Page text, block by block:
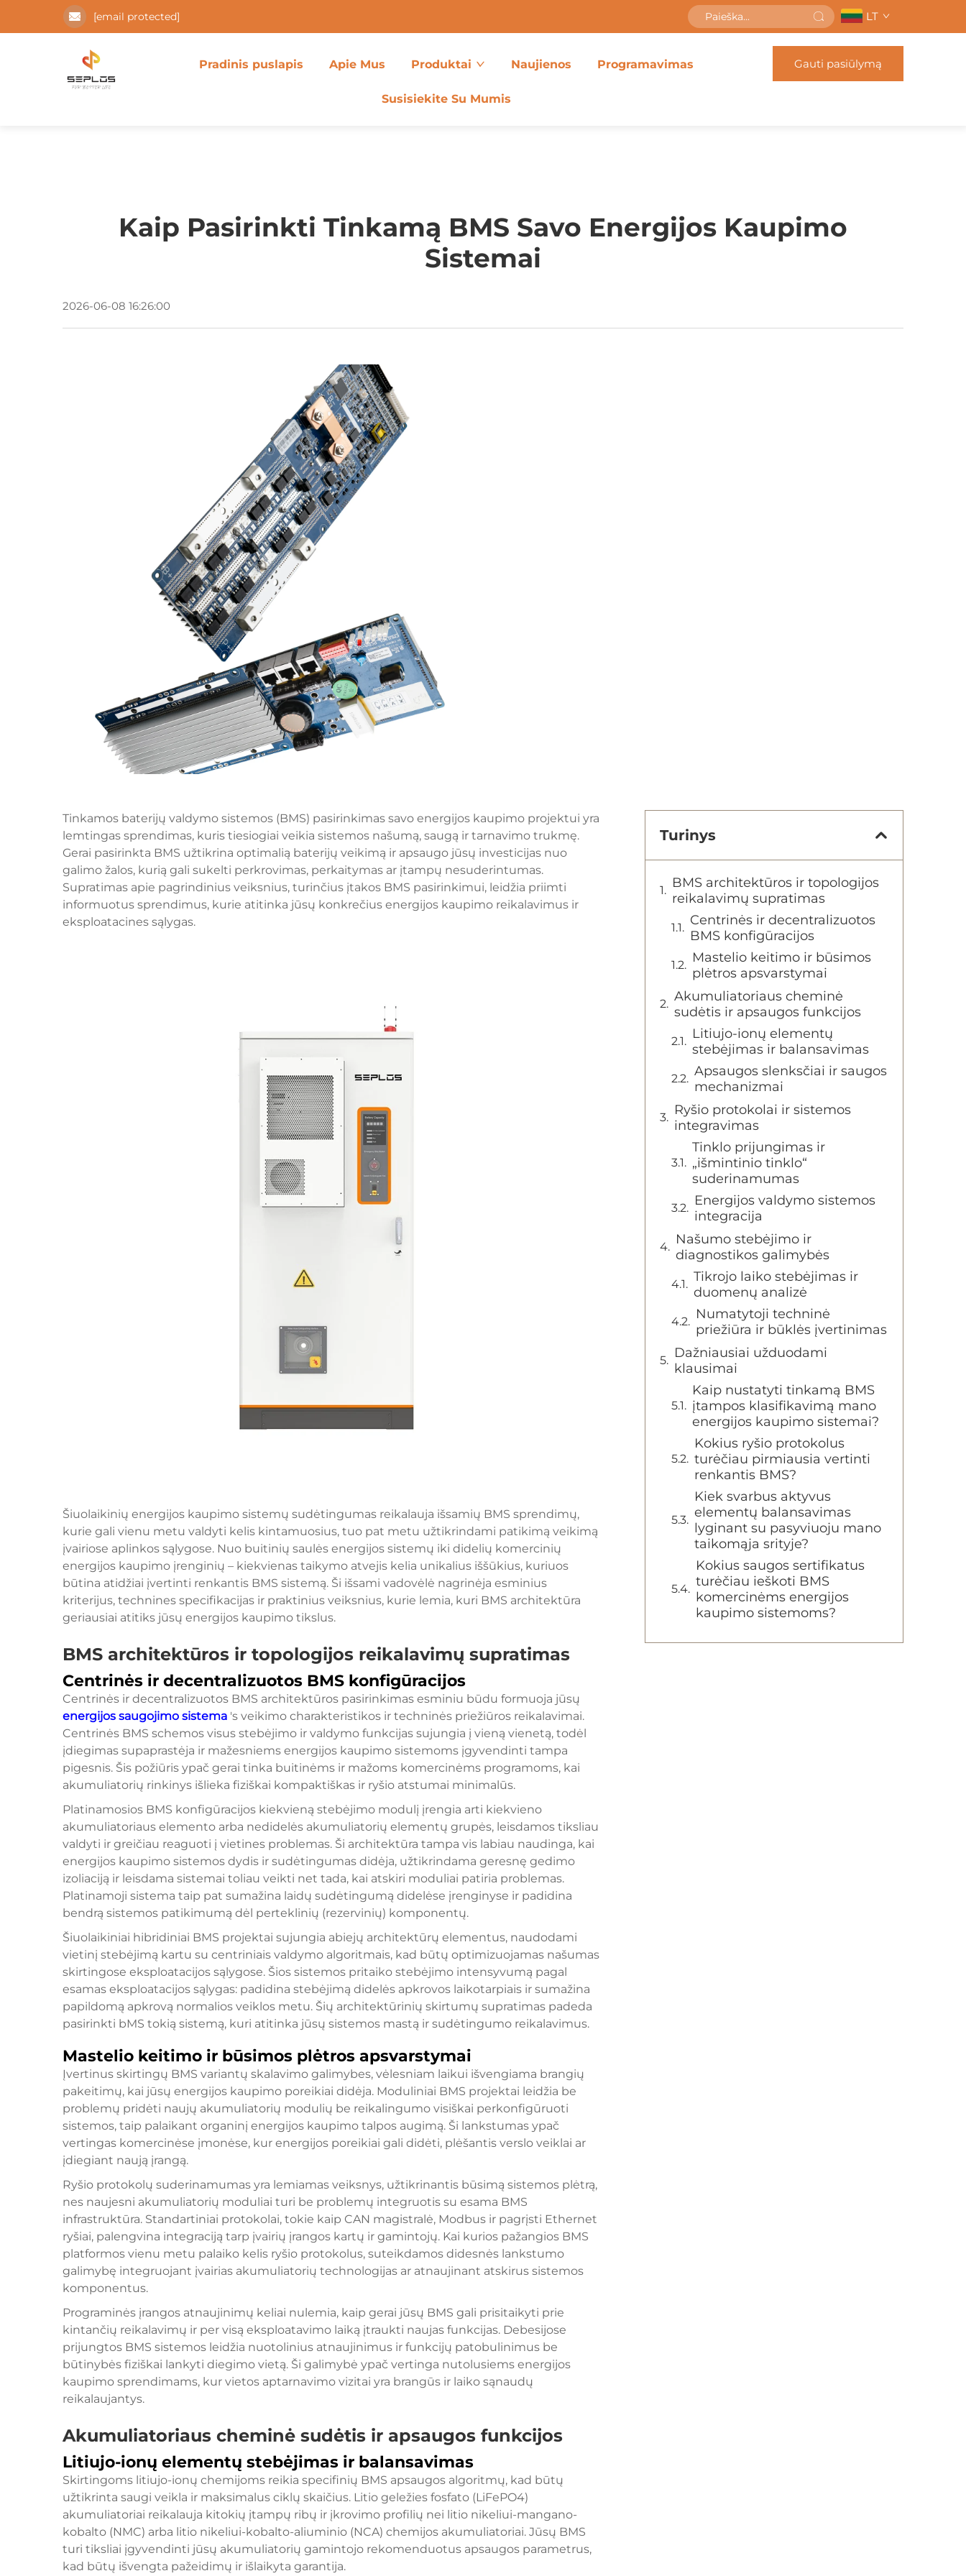
[email protected] LT
Pradinis puslapis Apie Mus Produktai Naujienos Programavimas
Susisiekite Su Mumis
Gauti pasiūlymą
Kaip Pasirinkti Tinkamą BMS Savo Energijos Kaupimo
Sistemai
2026-06-08 16:26:00
Tinkamos baterijų valdymo sistemos (BMS) pasirinkimas savo energijos kaupimo projektui yra
lemtingas sprendimas, kuris tiesiogiai veikia sistemos našumą, saugą ir tarnavimo trukmę.
Gerai pasirinkta BMS užtikrina optimalią baterijų veikimą ir apsaugo jūsų investicijas nuo
galimo žalos, kurią gali sukelti perkrovimas, perkaitymas ar įtampų nesuderintumas.
Supratimas apie pagrindinius veiksnius, turinčius įtakos BMS pasirinkimui, leidžia priimti
informuotus sprendimus, kurie atitinka jūsų konkrečius energijos kaupimo reikalavimus ir
eksploatacines sąlygas.
Šiuolaikinių energijos kaupimo sistemų sudėtingumas reikalauja išsamių BMS sprendimų,
kurie gali vienu metu valdyti kelis kintamuosius, tuo pat metu užtikrindami patikimą veikimą
įvairiose aplinkos sąlygose. Nuo buitinių saulės energijos sistemų iki didelių komercinių
energijos kaupimo įrenginių – kiekvienas taikymo atvejis kelia unikalius iššūkius, kuriuos
būtina atidžiai įvertinti renkantis BMS sistemą. Ši išsami vadovėlė nagrinėja esminius
kriterijus, technines specifikacijas ir praktinius veiksnius, kurie lemia, kuri BMS architektūra
geriausiai atitiks jūsų energijos kaupimo tikslus.
BMS architektūros ir topologijos reikalavimų supratimas
Centrinės ir decentralizuotos BMS konfigūracijos
Centrinės ir decentralizuotos BMS architektūros pasirinkimas esminiu būdu formuoja jūsų
energijos saugojimo sistema 's veikimo charakteristikos ir techninės priežiūros reikalavimai.
Centrinės BMS schemos visus stebėjimo ir valdymo funkcijas sujungia į vieną vienetą, todėl
įdiegimas supaprastėja ir mažesniems energijos kaupimo sistemoms įgyvendinti tampa
pigesnis. Šis požiūris ypač gerai tinka buitinėms ir mažoms komercinėms programoms, kai
akumuliatorių rinkinys išlieka fiziškai kompaktiškas ir ryšio atstumai minimalūs.
Platinamosios BMS konfigūracijos kiekvieną stebėjimo modulį įrengia arti kiekvieno
akumuliatoriaus elemento arba nedidelės akumuliatorių elementų grupės, leisdamos tiksliau
valdyti ir greičiau reaguoti į vietines problemas. Ši architektūra tampa vis labiau naudinga, kai
energijos kaupimo sistemos dydis ir sudėtingumas didėja, užtikrindama geresnę gedimo
izoliaciją ir leisdama sistemai toliau veikti net tada, kai atskiri moduliai patiria problemas.
Platinamoji sistema taip pat sumažina laidų sudėtingumą didelėse įrenginyse ir padidina
bendrą sistemos patikimumą dėl perteklinių (rezervinių) komponentų.
Šiuolaikiniai hibridiniai BMS projektai sujungia abiejų architektūrų elementus, naudodami
vietinį stebėjimą kartu su centriniais valdymo algoritmais, kad būtų optimizuojamas našumas
skirtingose eksploatacijos sąlygose. Šios sistemos pritaiko stebėjimo intensyvumą pagal
esamas eksploatacijos sąlygas: padidina stebėjimą didelės apkrovos laikotarpiais ir sumažina
papildomą apkrovą normalios veiklos metu. Šių architektūrinių skirtumų supratimas padeda
pasirinkti bMS tokią sistemą, kuri atitinka jūsų sistemos mastą ir sudėtingumo reikalavimus.
Mastelio keitimo ir būsimos plėtros apsvarstymai
Įvertinus skirtingų BMS variantų skalavimo galimybes, vėlesniam laikui išvengiama brangių
pakeitimų, kai jūsų energijos kaupimo poreikiai didėja. Moduliniai BMS projektai leidžia be
problemų pridėti naujų akumuliatorių modulių be reikalingumo visiškai perkonfigūruoti
sistemos, taip palaikant organinį energijos kaupimo talpos augimą. Ši lankstumas ypač
vertingas komercinėse įmonėse, kur energijos poreikiai gali didėti, plėšantis verslo veiklai ar
įdiegiant naują įrangą.
Ryšio protokolų suderinamumas yra lemiamas veiksnys, užtikrinantis būsimą sistemos plėtrą,
nes naujesni akumuliatorių moduliai turi be problemų integruotis su esama BMS
infrastruktūra. Standartiniai protokolai, tokie kaip CAN magistralė, Modbus ir pagrįsti Ethernet
ryšiai, palengvina integraciją tarp įvairių įrangos kartų ir gamintojų. Kai kurios pažangios BMS
platformos vienu metu palaiko kelis ryšio protokolus, suteikdamos didesnės lankstumo
galimybę integruojant įvairias akumuliatorių technologijas ar atnaujinant atskirus sistemos
komponentus.
Programinės įrangos atnaujinimų keliai nulemia, kaip gerai jūsų BMS gali prisitaikyti prie
kintančių reikalavimų ir per visą eksploatavimo laiką įtraukti naujas funkcijas. Debesijose
prijungtos BMS sistemos leidžia nuotolinius atnaujinimus ir funkcijų patobulinimus be
būtinybės fiziškai lankyti diegimo vietą. Ši galimybė ypač vertinga nutolusiems energijos
kaupimo sprendimams, kur vietos aptarnavimo vizitai yra brangūs ir laiko sąnaudų
reikalaujantys.
Akumuliatoriaus cheminė sudėtis ir apsaugos funkcijos
Litiujo-ionų elementų stebėjimas ir balansavimas
Skirtingoms litiujo-ionų chemijoms reikia specifinių BMS apsaugos algoritmų, kad būtų
užtikrinta saugi veikla ir maksimalus ciklų skaičius. Litio geležies fosfato (LiFePO4)
akumuliatoriai reikalauja kitokių įtampų ribų ir įkrovimo profilių nei litio nikeliui-mangano-
kobalto (NMC) arba litio nikeliui-kobalto-aliuminio (NCA) chemijos akumuliatoriai. Jūsų BMS
turi tiksliai įgyvendinti jūsų akumuliatorių gamintojo rekomenduotus apsaugos parametrus,
kad būtų išvengta pažeidimų ir išlaikyta garantija.
Turinys
BMS architektūros ir topologijos
reikalavimų supratimas
Centrinės ir decentralizuotos
BMS konfigūracijos
Mastelio keitimo ir būsimos
plėtros apsvarstymai
Akumuliatoriaus cheminė
sudėtis ir apsaugos funkcijos
Litiujo-ionų elementų
stebėjimas ir balansavimas
Apsaugos slenksčiai ir saugos
mechanizmai
Ryšio protokolai ir sistemos
integravimas
Tinklo prijungimas ir
„išmintinio tinklo“
suderinamumas
Energijos valdymo sistemos
integracija
Našumo stebėjimo ir
diagnostikos galimybės
Tikrojo laiko stebėjimas ir
duomenų analizė
Numatytoji techninė
priežiūra ir būklės įvertinimas
Dažniausiai užduodami
klausimai
Kaip nustatyti tinkamą BMS
įtampos klasifikavimą mano
energijos kaupimo sistemai?
Kokius ryšio protokolus
turėčiau pirmiausia vertinti
renkantis BMS?
Kiek svarbus aktyvus
elementų balansavimas
lyginant su pasyviuoju mano
taikomąja srityje?
Kokius saugos sertifikatus
turėčiau ieškoti BMS
komercinėms energijos
kaupimo sistemoms?